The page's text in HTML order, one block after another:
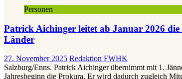
Personen
Patrick Aichinger leitet ab Januar 2026
Länder
27. November 2025 Redaktion FWHK
Salzburg/Enns. Patrick Aichinger übernimmt mit 1.
Jahresbeginn die Prokura. Er wird dadurch zugleich